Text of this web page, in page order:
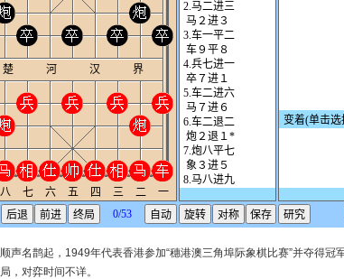
声名鹊起，1949年代表香港参加“穗港澳三角埠际象棋比赛”并夺得冠
，对弈时间不详。